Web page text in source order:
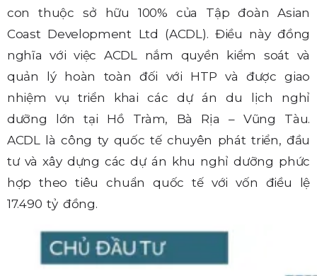
con thuộc sở hữu 100% của Tập đoàn Asian
Coast Development Ltd (ACDL). Điều này đồng
nghĩa với việc ACDL nắm quyền kiểm soát và
quản lý hoàn toàn đối với HTP và được giao
nhiệm vụ triển khai các dự án du lịch nghỉ
dưỡng lớn tại Hồ Tràm, Bà Rịa – Vũng Tàu.
ACDL là công ty quốc tế chuyên phát triển, đầu
tư và xây dựng các dự án khu nghỉ dưỡng phức
hợp theo tiêu chuẩn quốc tế với vốn điều lệ
17.490 tỷ đồng.